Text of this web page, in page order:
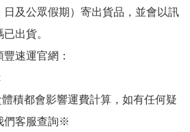
日及公眾假期）寄出貨品，並會以訊
出貨。
速運官網：
積都會影響運費計算，如有任何疑
們客服查詢※